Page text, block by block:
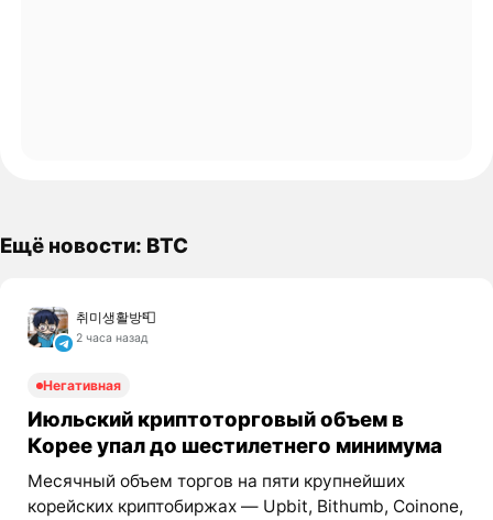
Ещё новости: BTC
취미생활방📮
2 часа назад
Негативная
Июльский криптоторговый объем в
Корее упал до шестилетнего минимума
Месячный объем торгов на пяти крупнейших
корейских криптобиржах — Upbit, Bithumb, Coinone,